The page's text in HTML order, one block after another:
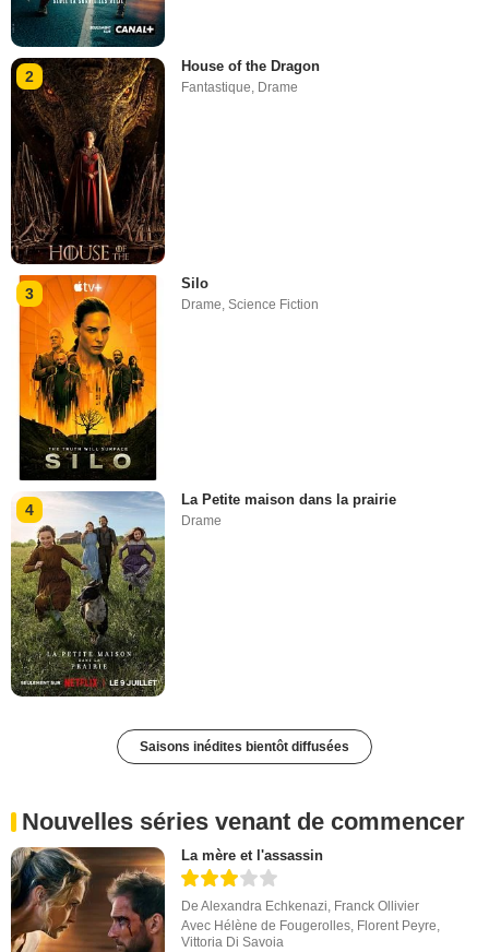
2
House of the Dragon
Fantastique, Drame
3
Silo
Drame ,Science Fiction
4
La Petite maison dans la prairie
Drame
Saisons inédites bientôt diffusées
Nouvelles séries venant de commencer
La mère et l'assassin
DeAlexandra Echkenazi, Franck Ollivier
Avec Hélène de Fougerolles, Florent Peyre,
Vittoria Di Savoia